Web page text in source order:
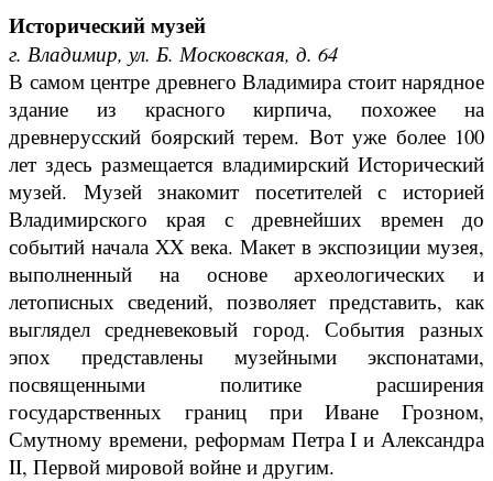
Исторический музей
г. Владимир, ул. Б. Московская, д. 64
В самом центре древнего Владимира стоит нарядное
здание из красного кирпича, похожее на
древнерусский боярский терем. Вот уже более 100
лет здесь размещается владимирский Исторический
музей. Музей знакомит посетителей с историей
Владимирского края с древнейших времен до
событий начала XX века. Макет в экспозиции музея,
выполненный на основе археологических и
летописных сведений, позволяет представить, как
выглядел средневековый город. События разных
эпох представлены музейными экспонатами,
посвященными политике расширения
государственных границ при Иване Грозном,
Смутному времени, реформам Петра I и Александра
II, Первой мировой войне и другим.